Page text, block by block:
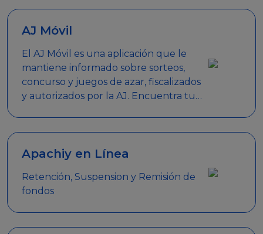
AJ Móvil
El AJ Móvil es una aplicación que le
mantiene informado sobre sorteos,
concurso y juegos de azar, fiscalizados
y autorizados por la AJ. Encuentra tus
clave.
Apachiy en Línea
Retención, Suspension y Remisión de
fondos